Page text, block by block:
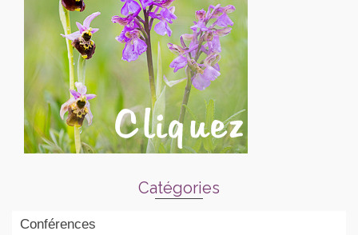
Catégories
Conférences